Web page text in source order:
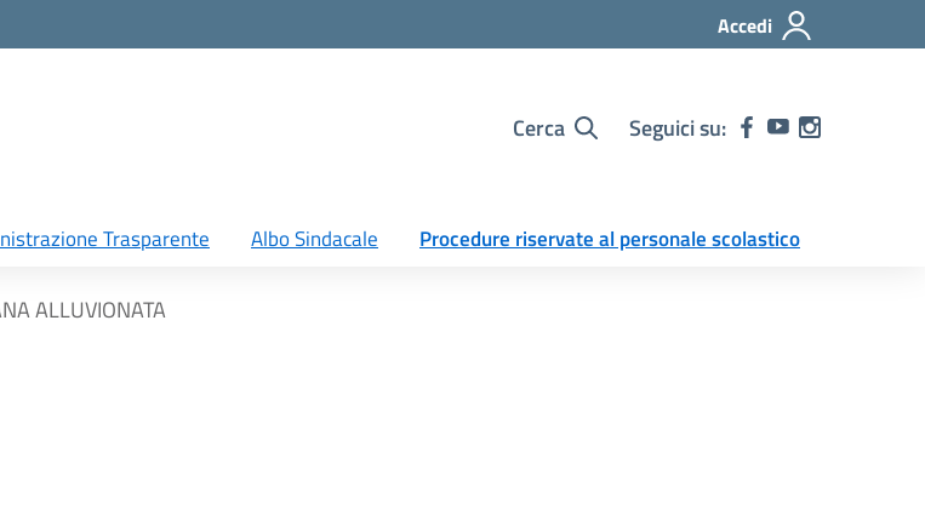
Accedi
Cerca Seguici su:
Trasparente Albo Sindacale Procedure riservate al personale scolastico
ALLUVIONATA